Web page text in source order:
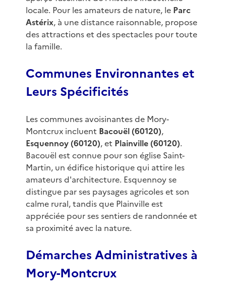
locale. Pour les amateurs de nature, le Parc
Astérix, à une distance raisonnable, propose
des attractions et des spectacles pour toute
la famille.
Communes Environnantes et
Leurs Spécificités
Les communes avoisinantes de Mory-
Montcrux incluent Bacouël (60120),
Esquennoy (60120), et Plainville (60120).
Bacouël est connue pour son église Saint-
Martin, un édifice historique qui attire les
amateurs d'architecture. Esquennoy se
distingue par ses paysages agricoles et son
calme rural, tandis que Plainville est
appréciée pour ses sentiers de randonnée et
sa proximité avec la nature.
Démarches Administratives à
Mory-Montcrux